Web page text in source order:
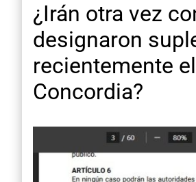
¿Irán otra vez
designaron
recientemente
Concordia?